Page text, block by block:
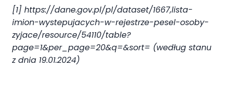
[1] https://dane.gov.pl/pl/dataset/1667,lista-
imion-wystepujacych-w-rejestrze-pesel-osoby-
zyjace/resource/54110/table?
page=1&per_page=20&q=&sort= (według stanu
z dnia 19.01.2024)